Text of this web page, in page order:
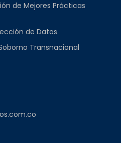
de Mejores Prácticas
de Datos
Transnacional